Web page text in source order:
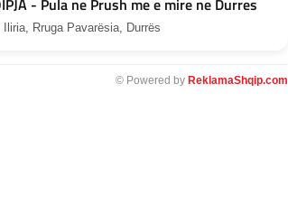
- Pula ne Prush me e mire ne Durres
Iliria, Rruga Pavarësia, Durrës
© Powered by ReklamaShqip.com